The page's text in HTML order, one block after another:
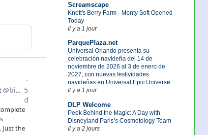
Screamscape
Knott's Berry Farm - Monty Soft Opened
Today
Il y a 1 jour
ParquePlaza.net
Universal Orlando presenta su
celebración navideña del 14 de
noviembre de 2026 al 3 de enero de
2027, con nuevas festividades
navideñas en Universal Epic Universe
Il y a 1 jour
DLP Welcome
Peek Behind the Magic: A Day with
Disneyland Paris’s Cosmetology Team
Il y a 2 jours